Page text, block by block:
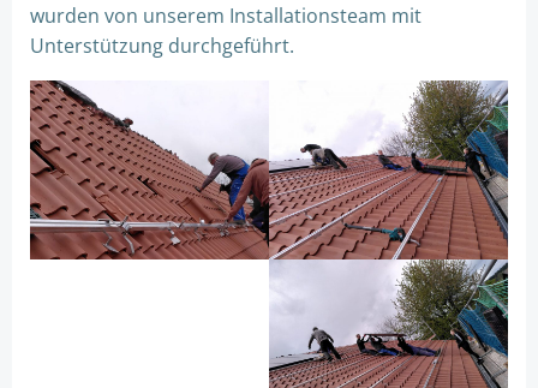
wurden von unserem Installationsteam mit
Unterstützung durchgeführt.